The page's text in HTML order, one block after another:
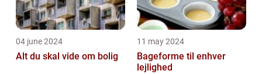
04 june 2024
Alt du skal vide om bolig
11 may 2024
Bageforme til enhver
lejlighed